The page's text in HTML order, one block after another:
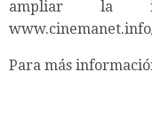
ampliar la
Para más